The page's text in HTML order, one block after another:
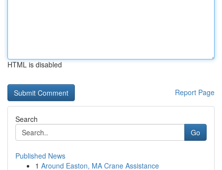
HTML is disabled
Report Page
Search
Go
Published News
1 Around Easton, MA Crane Assistance